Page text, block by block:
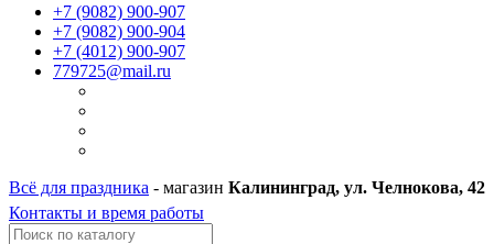
+7 (9082) 900-907
+7 (9082) 900-904
+7 (4012) 900-907
779725@mail.ru
Всё для праздника - магазин Калининград, ул. Челнокова, 42
Контакты и время работы